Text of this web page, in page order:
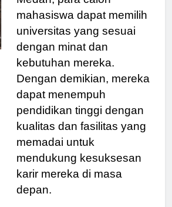
Medan, para calon
mahasiswa dapat memilih
universitas yang sesuai
dengan minat dan
kebutuhan mereka.
Dengan demikian, mereka
dapat menempuh
pendidikan tinggi dengan
kualitas dan fasilitas yang
memadai untuk
mendukung kesuksesan
karir mereka di masa
depan.